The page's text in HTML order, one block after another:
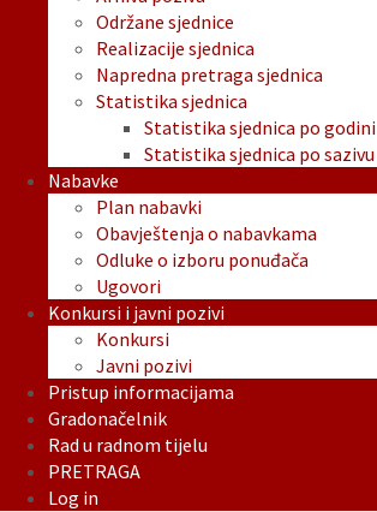
Održane sjednice
Realizacije sjednica
Napredna pretraga sjednica
Statistika sjednica
Statistika sjednica po godini
Statistika sjednica po sazivu
Nabavke
Plan nabavki
Obavještenja o nabavkama
Odluke o izboru ponuđača
Ugovori
Konkursi i javni pozivi
Konkursi
Javni pozivi
Pristup informacijama
Gradonačelnik
Rad u radnom tijelu
PRETRAGA
Log in